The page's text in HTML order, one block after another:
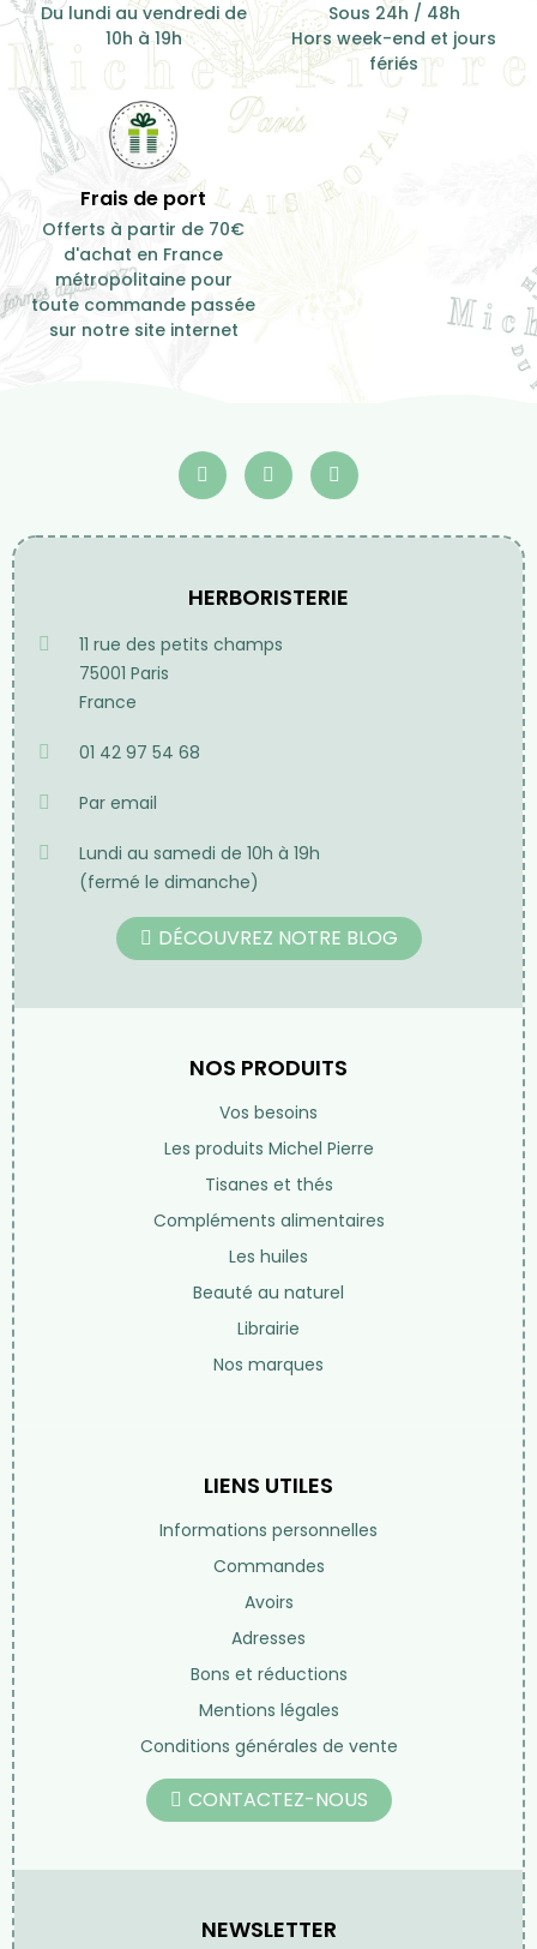
Du lundi au vendredi de
10h à 19h
Sous 24h / 48h
Hors week-end et jours
fériés
Frais de port
Offerts à partir de 70€
d'achat en France
métropolitaine pour
toute commande passée
sur notre site internet
HERBORISTERIE
11 rue des petits champs
75001 Paris
France
01 42 97 54 68
Par email
Lundi au samedi de 10h à 19h
(fermé le dimanche)
DÉCOUVREZ NOTRE BLOG
NOS PRODUITS
Vos besoins
Les produits Michel Pierre
Tisanes et thés
Compléments alimentaires
Les huiles
Beauté au naturel
Librairie
Nos marques
LIENS UTILES
Informations personnelles
Commandes
Avoirs
Adresses
Bons et réductions
Mentions légales
Conditions générales de vente
CONTACTEZ-NOUS
NEWSLETTER